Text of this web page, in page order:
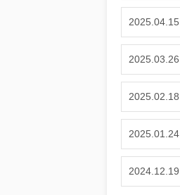
2025.04.15
2025.03.26
2025.02.18
2025.01.24
2024.12.19